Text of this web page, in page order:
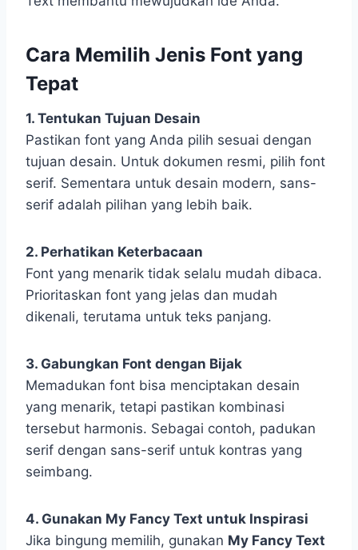
Cara Memilih Jenis Font yang
Tepat
1. Tentukan Tujuan Desain
Pastikan font yang Anda pilih sesuai dengan
tujuan desain. Untuk dokumen resmi, pilih font
serif. Sementara untuk desain modern, sans-
serif adalah pilihan yang lebih baik.
2. Perhatikan Keterbacaan
Font yang menarik tidak selalu mudah dibaca.
Prioritaskan font yang jelas dan mudah
dikenali, terutama untuk teks panjang.
3. Gabungkan Font dengan Bijak
Memadukan font bisa menciptakan desain
yang menarik, tetapi pastikan kombinasi
tersebut harmonis. Sebagai contoh, padukan
serif dengan sans-serif untuk kontras yang
seimbang.
4. Gunakan My Fancy Text untuk Inspirasi
Jika bingung memilih, gunakan My Fancy Text